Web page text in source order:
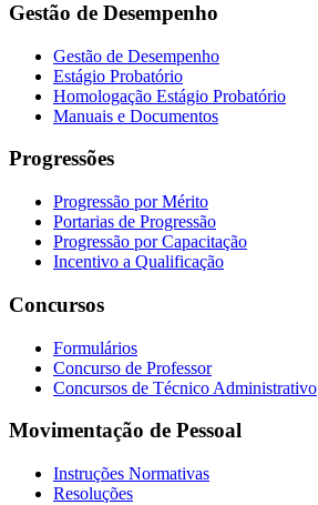
Gestão de Desempenho
Gestão de Desempenho
Estágio Probatório
Homologação Estágio Probatório
Manuais e Documentos
Progressões
Progressão por Mérito
Portarias de Progressão
Progressão por Capacitação
Incentivo a Qualificação
Concursos
Formulários
Concurso de Professor
Concursos de Técnico Administrativo
Movimentação de Pessoal
Instruções Normativas
Resoluções